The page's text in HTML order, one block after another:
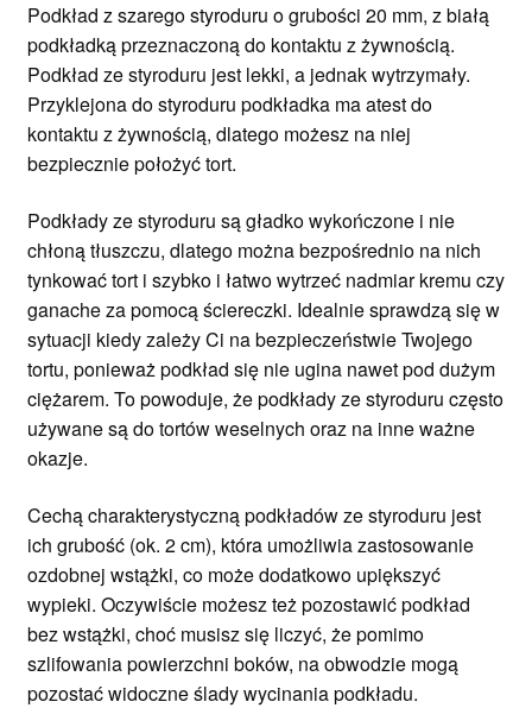
Podkład z szarego styroduru o grubości 20 mm, z białą
podkładką przeznaczoną do kontaktu z żywnością.
Podkład ze styroduru jest lekki, a jednak wytrzymały.
Przyklejona do styroduru podkładka ma atest do
kontaktu z żywnością, dlatego możesz na niej
bezpiecznie położyć tort.
Podkłady ze styroduru są gładko wykończone i nie
chłoną tłuszczu, dlatego można bezpośrednio na nich
tynkować tort i szybko i łatwo wytrzeć nadmiar kremu czy
ganache za pomocą ściereczki. Idealnie sprawdzą się w
sytuacji kiedy zależy Ci na bezpieczeństwie Twojego
tortu, ponieważ podkład się nie ugina nawet pod dużym
ciężarem. To powoduje, że podkłady ze styroduru często
używane są do tortów weselnych oraz na inne ważne
okazje.
Cechą charakterystyczną podkładów ze styroduru jest
ich grubość (ok. 2 cm), która umożliwia zastosowanie
ozdobnej wstążki, co może dodatkowo upiększyć
wypieki. Oczywiście możesz też pozostawić podkład
bez wstążki, choć musisz się liczyć, że pomimo
szlifowania powierzchni boków, na obwodzie mogą
pozostać widoczne ślady wycinania podkładu.